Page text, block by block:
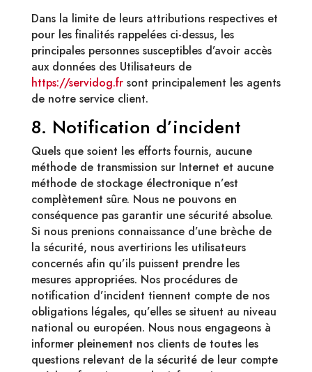
Dans la limite de leurs attributions respectives et
pour les finalités rappelées ci-dessus, les
principales personnes susceptibles d’avoir accès
aux données des Utilisateurs de
https://servidog.frsont principalement les agents
de notre service client.
8. Notification d’incident
Quels que soient les efforts fournis, aucune
méthode de transmission sur Internet et aucune
méthode de stockage électronique n’est
complètement sûre. Nous ne pouvons en
conséquence pas garantir une sécurité absolue.
Si nous prenions connaissance d’une brèche de
la sécurité, nous avertirions les utilisateurs
concernés afin qu’ils puissent prendre les
mesures appropriées. Nos procédures de
notification d’incident tiennent compte de nos
obligations légales, qu’elles se situent au niveau
national ou européen. Nous nous engageons à
informer pleinement nos clients de toutes les
questions relevant de la sécurité de leur compte